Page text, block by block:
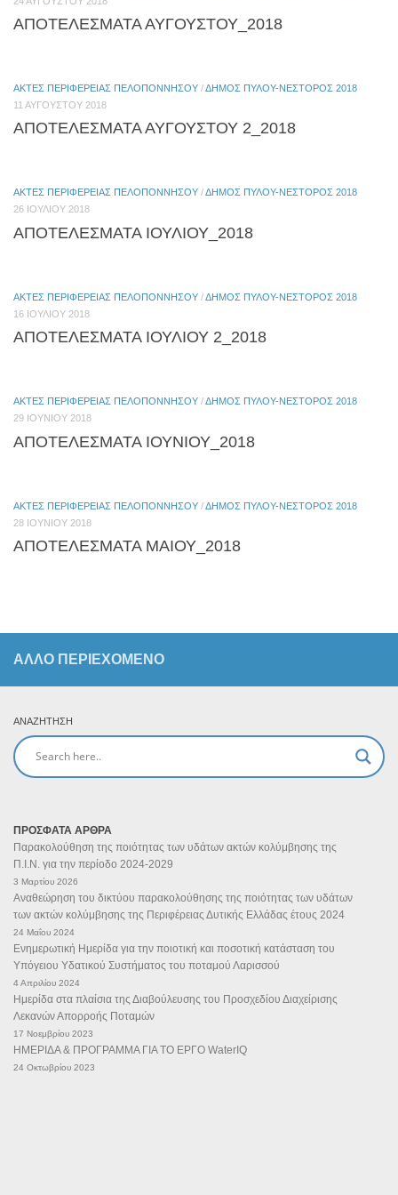
ΑΠΟΤΕΛΕΣΜΑΤΑ ΑΥΓΟΥΣΤΟΥ_2018
ΑΚΤΈΣ ΠΕΡΙΦΈΡΕΙΑΣ ΠΕΛΟΠΟΝΝΉΣΟΥ /ΔΗΜΟΣ ΠΥΛΟΥ-ΝΕΣΤΟΡΟΣ 2018
11 ΑΥΓΟΎΣΤΟΥ 2018
ΑΠΟΤΕΛΕΣΜΑΤΑ ΑΥΓΟΥΣΤΟΥ 2_2018
ΑΚΤΈΣ ΠΕΡΙΦΈΡΕΙΑΣ ΠΕΛΟΠΟΝΝΉΣΟΥ /ΔΗΜΟΣ ΠΥΛΟΥ-ΝΕΣΤΟΡΟΣ 2018
26 ΙΟΥΛΊΟΥ 2018
ΑΠΟΤΕΛΕΣΜΑΤΑ ΙΟΥΛΙΟΥ_2018
ΑΚΤΈΣ ΠΕΡΙΦΈΡΕΙΑΣ ΠΕΛΟΠΟΝΝΉΣΟΥ /ΔΗΜΟΣ ΠΥΛΟΥ-ΝΕΣΤΟΡΟΣ 2018
16 ΙΟΥΛΊΟΥ 2018
ΑΠΟΤΕΛΕΣΜΑΤΑ ΙΟΥΛΙΟΥ 2_2018
ΑΚΤΈΣ ΠΕΡΙΦΈΡΕΙΑΣ ΠΕΛΟΠΟΝΝΉΣΟΥ /ΔΗΜΟΣ ΠΥΛΟΥ-ΝΕΣΤΟΡΟΣ 2018
29 ΙΟΥΝΊΟΥ 2018
ΑΠΟΤΕΛΕΣΜΑΤΑ ΙΟΥΝΙΟΥ_2018
ΑΚΤΈΣ ΠΕΡΙΦΈΡΕΙΑΣ ΠΕΛΟΠΟΝΝΉΣΟΥ /ΔΗΜΟΣ ΠΥΛΟΥ-ΝΕΣΤΟΡΟΣ 2018
28 ΙΟΥΝΊΟΥ 2018
ΑΠΟΤΕΛΕΣΜΑΤΑ ΜΑΙΟΥ_2018
ΆΛΛΟ ΠΕΡΙΕΧΟΜΕΝΟ
ΑΝΑΖΉΤΗΣΗ
ΠΡΟΣΦΑΤΑ ΑΡΘΡΑ
Παρακολούθηση της ποιότητας των υδάτων ακτών κολύμβησης της
Π.Ι.Ν. για την περίοδο 2024-2029
3 Μαρτίου 2026
Αναθεώρηση του δικτύου παρακολούθησης της ποιότητας των υδάτων
των ακτών κολύμβησης της Περιφέρειας Δυτικής Ελλάδας έτους 2024
24 Μαΐου 2024
Ενημερωτική Ημερίδα για την ποιοτική και ποσοτική κατάσταση του
Υπόγειου Υδατικού Συστήματος του ποταμού Λαρισσού
4 Απριλίου 2024
Ημερίδα στα πλαίσια της Διαβούλευσης του Προσχεδίου Διαχείρισης
Λεκανών Απορροής Ποταμών
17 Νοεμβρίου 2023
ΗΜΕΡΙΔΑ & ΠΡΟΓΡΑΜΜΑ ΓΙΑ ΤΟ ΕΡΓΟ WaterIQ
24 Οκτωβρίου 2023